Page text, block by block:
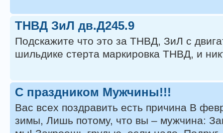
ТНВД ЗиЛ дв.Д245.9
Подскажите что это за ТНВД, ЗиЛ с
шильдике стерта маркировка ТНВД, и
С праздником Мужчины!!!
Вас всех поздравить есть причина В
зимы, Лишь потому, что вы – мужчина: